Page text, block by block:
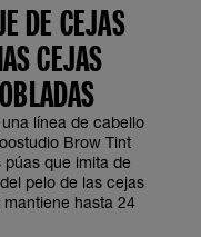
DE CEJAS
CEJAS
línea de cabello
Brow Tint
que imita de
pelo de las cejas
hasta 24